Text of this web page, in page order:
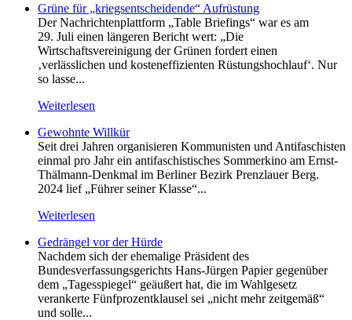
Grüne für „kriegsentscheidende“ Aufrüstung
Der Nachrichtenplattform „Table Briefings“ war es am
29. Juli einen längeren Bericht wert: „Die
Wirtschaftsvereinigung der Grünen fordert einen
‚verlässlichen und kosteneffizienten Rüstungshochlauf‘. Nur
so lasse...
Weiterlesen
Gewohnte Willkür
Seit drei Jahren organisieren Kommunisten und Antifaschisten
einmal pro Jahr ein antifaschistisches Sommerkino am Ernst-
Thälmann-Denkmal im Berliner Bezirk Prenzlauer Berg.
2024 lief „Führer seiner Klasse“...
Weiterlesen
Gedrängel vor der Hürde
Nachdem sich der ehemalige Präsident des
Bundesverfassungsgerichts Hans-Jürgen Papier gegenüber
dem „Tagesspiegel“ geäußert hat, die im Wahlgesetz
verankerte Fünfprozentklausel sei „nicht mehr zeitgemäß“
und solle...